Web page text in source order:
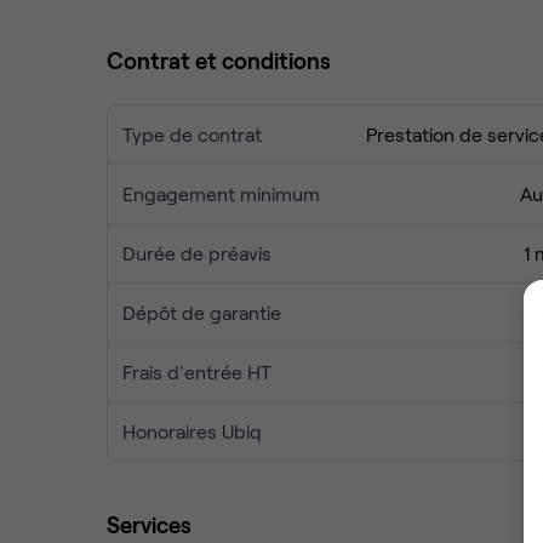
Contrat et conditions
Type de contrat Prestation de
Engagement minimum
Durée de préavis 1
Dépôt de garantie
Frais d'entrée HT
Honoraires Ubiq
Services